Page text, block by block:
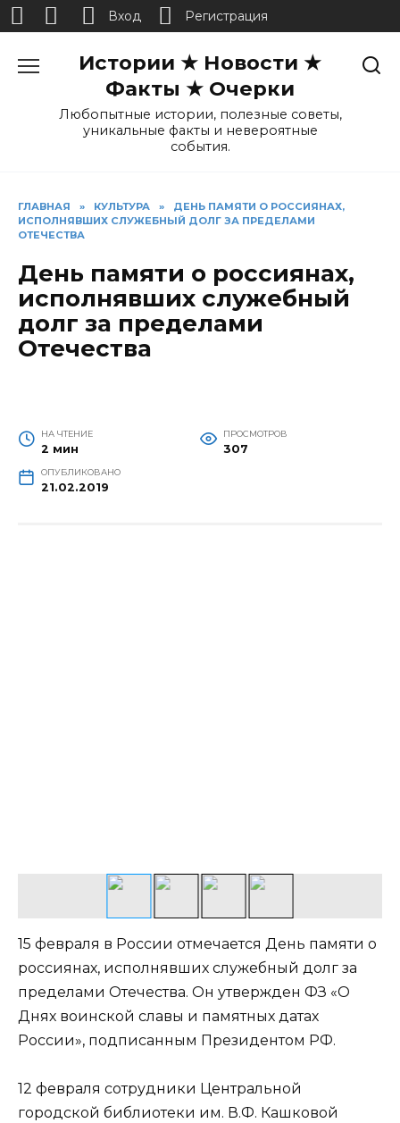
Истории ★ Новости ★
Факты ★ Очерки
Любопытные истории, полезные советы,
уникальные факты и невероятные
события.
ГЛАВНАЯ » КУЛЬТУРА »
ДЕНЬ ПАМЯТИ О РОССИЯНАХ,
ИСПОЛНЯВШИХ СЛУЖЕБНЫЙ ДОЛГ ЗА ПРЕДЕЛАМИ
ОТЕЧЕСТВА
День памяти о россиянах,
исполнявших служебный
долг за пределами
Отечества
НА ЧТЕНИЕ
2 мин
ПРОСМОТРОВ
307
ОПУБЛИКОВАНО
21.02.2019
15 февраля в России отмечается День памяти о
россиянах, исполнявших служебный долг за
пределами Отечества. Он утвержден ФЗ «О
Днях воинской славы и памятных датах
России», подписанным Президентом РФ.
12 февраля сотрудники Центральной
городской библиотеки им. В.Ф. Кашковой
Вход Регистрация